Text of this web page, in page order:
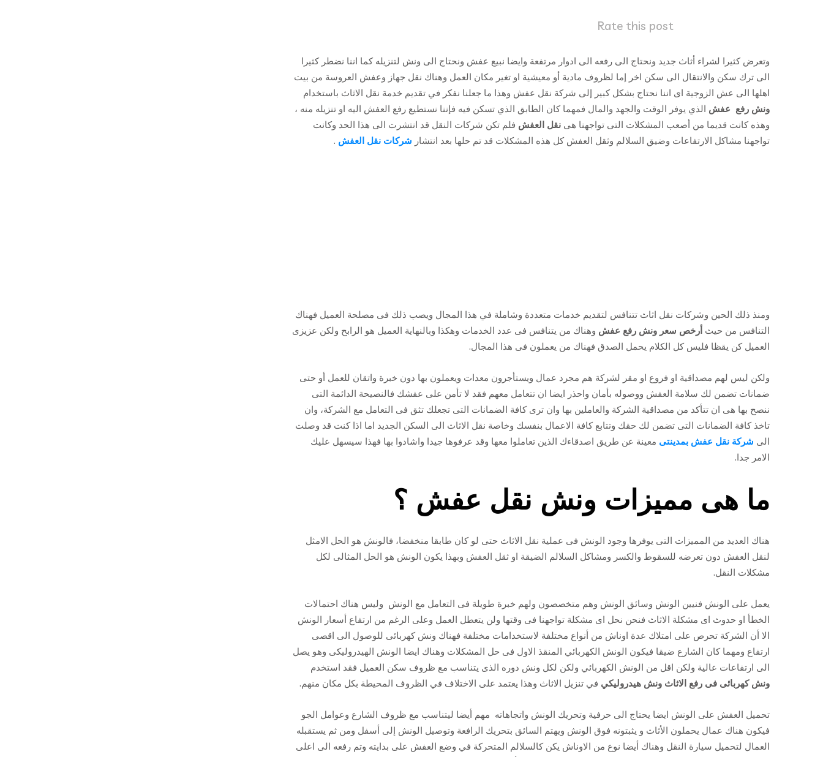
Rate this post
وتعرض كثيرا لشراء أثاث جديد ونحتاج الى رفعه الى ادوار مرتفعة وايضا نبيع عفش ونحتاج الى ونش لتنزيله كما اننا نضطر كثيرا
الى ترك سكن والانتقال الى سكن اخر إما لظروف مادية أو معيشية او تغير مكان العمل وهناك نقل جهاز وعفش العروسة من بيت
اهلها الى عش الزوجية اى اننا نحتاج بشكل كبير إلى شركة نقل عفش وهذا ما جعلنا نفكر في تقديم خدمة نقل الاثاث باستخدام
ونش رفع عفش الذي يوفر الوقت والجهد والمال فمهما كان الطابق الذي تسكن فيه فإننا نستطيع رفع العفش اليه او تنزيله منه ،
وهذه كانت قديما من أصعب المشكلات التى تواجهنا هى نقل العفش فلم تكن شركات النقل قد انتشرت الى هذا الحد وكانت
تواجهنا مشاكل الارتفاعات وضيق السلالم وثقل العفش كل هذه المشكلات قد تم حلها بعد انتشار شركات نقل العفش .
ومنذ ذلك الحين وشركات نقل اثاث تتنافس لتقديم خدمات متعددة وشاملة في هذا المجال ويصب ذلك فى مصلحة العميل فهناك
التنافس من حيث أرخص سعر ونش رفع عفش وهناك من يتنافس فى عدد الخدمات وهكذا وبالنهاية العميل هو الرابح ولكن عزيزى
العميل كن يقظا فليس كل الكلام يحمل الصدق فهناك من يعملون فى هذا المجال.
ولكن ليس لهم مصداقية او فروع او مقر لشركة هم مجرد عمال ويستأجرون معدات ويعملون بها دون خبرة واتقان للعمل أو حتى
ضمانات تضمن لك سلامة العفش ووصوله بأمان واحذر ايضا ان تتعامل معهم فقد لا تأمن على عفشك فالنصيحة الدائمة التى
ننصح بها هى ان تتأكد من مصداقية الشركة والعاملين بها وان ترى كافة الضمانات التى تجعلك تثق فى التعامل مع الشركة، وان
تاخذ كافة الضمانات التى تضمن لك حقك وتتابع كافة الاعمال بنفسك وخاصة نقل الاثاث الى السكن الجديد اما اذا كنت قد وصلت
الى شركة نقل عفش بمدينتى معينة عن طريق اصدقاءك الذين تعاملوا معها وقد عرفوها جيدا واشادوا بها فهذا سيسهل عليك
الامر جدا.
ما هى مميزات ونش نقل عفش ؟
هناك العديد من المميزات التى يوفرها وجود الونش فى عملية نقل الاثاث حتى لو كان طابقا منخفضا، فالونش هو الحل الامثل
لنقل العفش دون تعرضه للسقوط والكسر ومشاكل السلالم الضيقة او ثقل العفش وبهذا يكون الونش هو الحل المثالى لكل
مشكلات النقل.
يعمل على الونش فنيين الونش وسائق الونش وهم متخصصون ولهم خبرة طويلة فى التعامل مع الونش وليس هناك احتمالات
الخطأ او حدوث اى مشكلة الاثاث فنحن نحل اى مشكلة تواجهنا فى وقتها ولن يتعطل العمل وعلى الرغم من ارتفاع أسعار الونش
اﻻ أن الشركة تحرص على امتلاك عدة اوناش من أنواع مختلفة لاستخدامات مختلفة فهناك ونش كهربائى للوصول الى اقصى
ارتفاع ومهما كان الشارع ضيقا فيكون الونش الكهربائي المنقذ الاول فى حل المشكلات وهناك ايضا الونش الهيدروليكى وهو يصل
الى ارتفاعات عالية ولكن اقل من الونش الكهربائي ولكن لكل ونش دوره الذى يتناسب مع ظروف سكن العميل فقد استخدم
ونش كهربائى فى رفع الاثاث ونش هيدروليكي في تنزيل الاثاث وهذا يعتمد على الاختلاف في الظروف المحيطة بكل مكان منهم.
تحميل العفش على الونش ايضا يحتاج الى حرفية وتحريك الونش واتجاهاته مهم أيضا ليتناسب مع ظروف الشارع وعوامل الجو
فيكون هناك عمال يحملون الأثاث و يثبتونه فوق الونش ويهتم السائق بتحريك الرافعة وتوصيل الونش إلى أسفل ومن ثم يستقبله
العمال لتحميل سيارة النقل وهناك أيضا نوع من الاوناش يكن كالسلالم المتحركة في وضع العفش على بدايته وتم رفعه الى اعلى